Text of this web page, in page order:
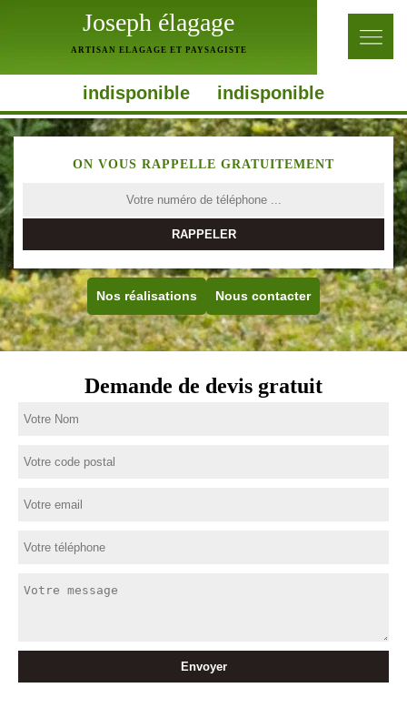
Joseph élagage
ARTISAN ELAGAGE ET PAYSAGISTE
indisponible indisponible
ON VOUS RAPPELLE GRATUITEMENT
Nos réalisations Nous contacter
Demande de devis gratuit